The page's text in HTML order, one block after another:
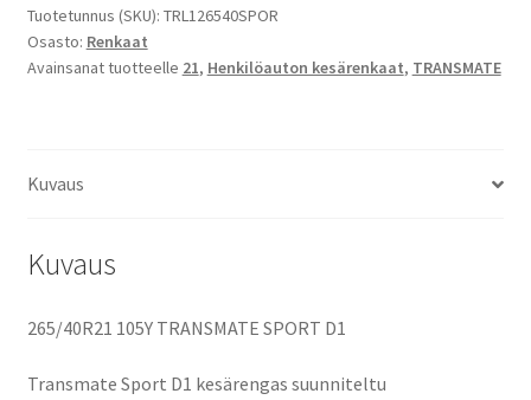
SPORT
D1
määrä
Tuotetunnus (SKU): TRL126540SPOR
Osasto: Renkaat
Avainsanat tuotteelle 21, Henkilöauton kesärenkaat, TRANSMATE
Kuvaus
Kuvaus
265/40R21 105Y TRANSMATE SPORT D1
Transmate Sport D1 kesärengas suunniteltu